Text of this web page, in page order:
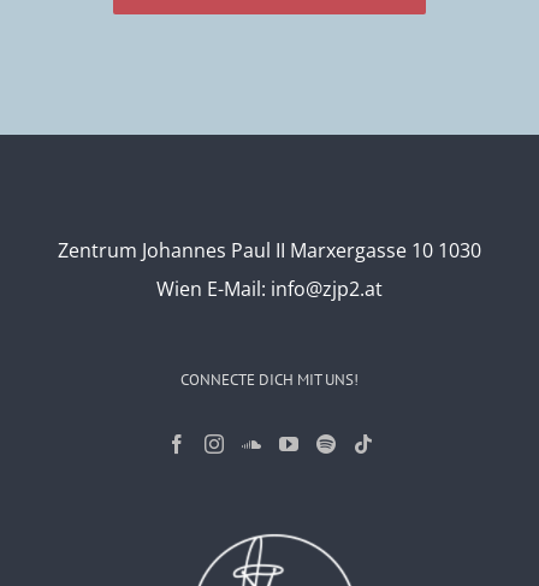
Zentrum Johannes Paul II Marxergasse 10 1030
Wien E-Mail: info@zjp2.at
CONNECTE DICH MIT UNS!